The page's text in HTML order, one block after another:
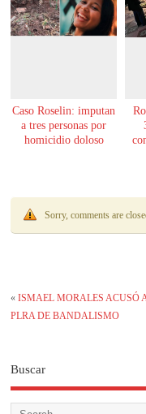
Caso Roselin: imputan
a tres personas por
homicidio doloso
Sorry, comments are
«ISMAEL MORALES ACUSÓ
PLRA DE BANDALISMO
Buscar